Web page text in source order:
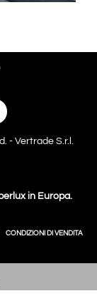
- Vertrade S.r.l.
in Europa.
CONDIZIONI DI VENDITA